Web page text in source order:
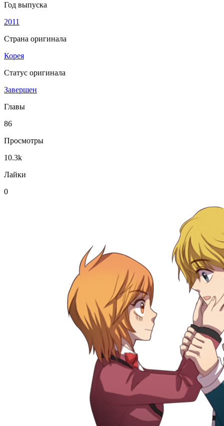
Год выпуска
2011
Страна оригинала
Корея
Статус оригинала
Завершен
Главы
86
Просмотры
10.3k
Лайки
0